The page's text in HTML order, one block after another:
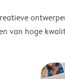
van hoge